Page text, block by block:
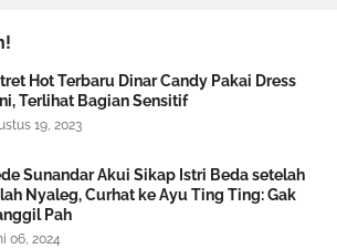
Hot Terbaru Dinar Candy Pakai Dress
Terlihat Bagian Sensitif
19, 2023
Sunandar Akui Sikap Istri Beda setelah
Nyaleg, Curhat ke Ayu Ting Ting: Gak
Pah
06, 2024